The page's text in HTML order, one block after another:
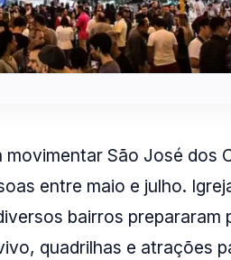
São José dos
entre maio e julho.
bairros prepararam
quadrilhas e atrações